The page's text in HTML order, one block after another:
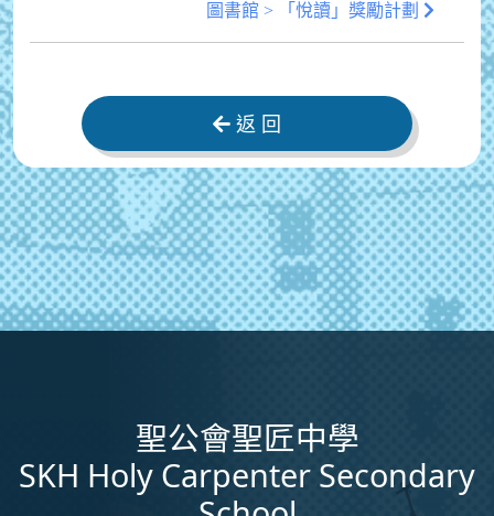
圖書館 > 「悅讀」獎勵計劃
返 回
聖公會聖匠中學
SKH Holy Carpenter Secondary